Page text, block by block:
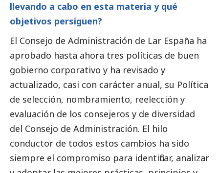
llevando a cabo en esta materia y qué
objetivos persiguen?
El Consejo de Administración de Lar España ha
aprobado hasta ahora tres políticas de buen
gobierno corporativo y ha revisado y
actualizado, casi con carácter anual, su Política
de selección, nombramiento, reelección y
evaluación de los consejeros y de diversidad
del Consejo de Administración. El hilo
conductor de todos estos cambios ha sido
siempre el compromiso para identificar, analizar